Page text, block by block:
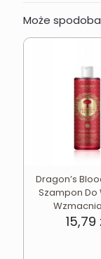
Może
Dragon’s
Szampon Do
15,79